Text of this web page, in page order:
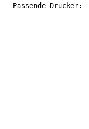
Passende Drucker: